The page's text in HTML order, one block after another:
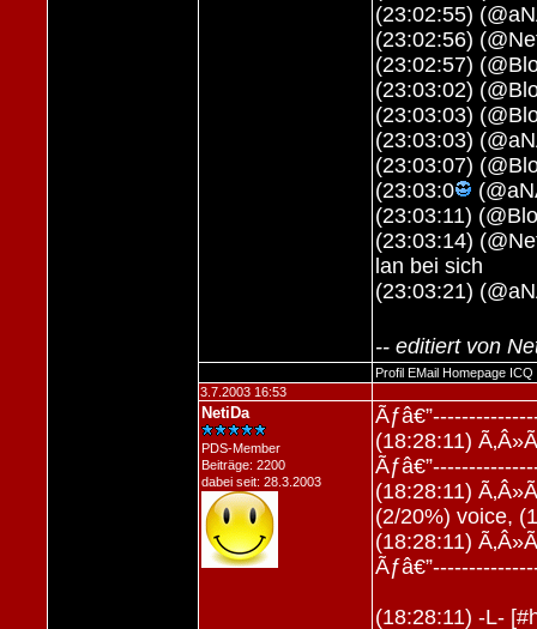
(23:02:55)
(23:02:56)
(23:02:57)
(23:03:02)
(23:03:03)
(23:03:03)
(23:03:07)
(23:03:0
(23:03:11)
(23:03:14)
lan bei sich
(23:03:21)
-- editiert von
Profil EMail Homepage ICQ
3.7.2003 16:53
NetiDa
PDS-Member
Beiträge: 2200
dabei seit: 28.3.2003
(18:28:11)
(18:28:11)
(2/20%) voice,
(18:28:11)
(18:28:11) -L-